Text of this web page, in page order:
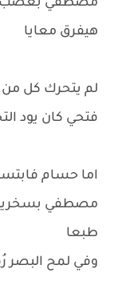
مصطفي
هيفرق معايا
لم يتحرك كل
فتحي كان يود
اما حسام
مصطفي
طبعا
وفي لمح